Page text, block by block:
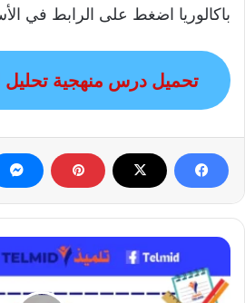
باكالوريا اضغط على الرابط في
تحميل درس منهجية تحليل
منهجية
تحليل
النص